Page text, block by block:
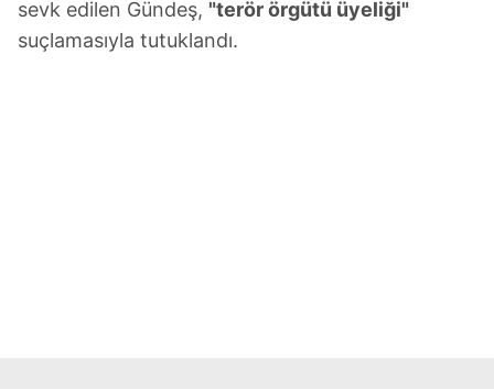
sevk edilen Gündeş, "terör örgütü üyeliği"
suçlamasıyla tutuklandı.